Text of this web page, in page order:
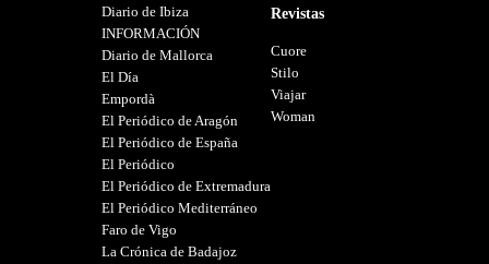
Diario de Ibiza
INFORMACIÓN
Diario de Mallorca
El Día
Empordà
El Periódico de Aragón
El Periódico de España
El Periódico
El Periódico de Extremadura
El Periódico Mediterráneo
Faro de Vigo
La Crónica de Badajoz
Revistas
Cuore
Stilo
Viajar
Woman